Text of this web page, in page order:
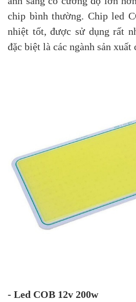
chip bình thường. Chip led
nhiệt tốt, được sử dụng rất
đặc biệt là các ngành sản xuất
- Led COB 12v 200w